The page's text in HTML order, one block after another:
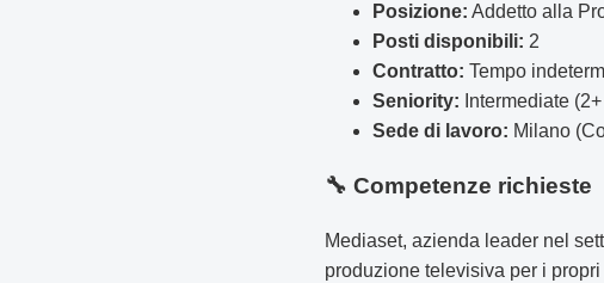
Posizione: Addetto alla
Posti disponibili: 2
Contratto: Tempo
Seniority: Intermediate
Sede di lavoro: Milano
🔧 Competenze richieste
Mediaset, azienda leader nel
produzione televisiva per i